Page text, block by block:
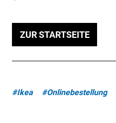
ZUR STARTSEITE
#Ikea #Onlinebestellung